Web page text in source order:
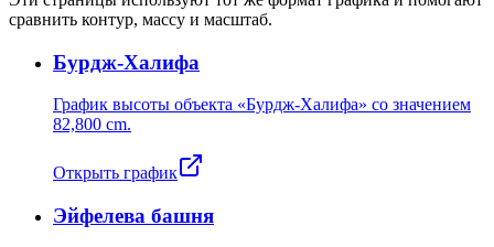
сравнить контур, массу и масштаб.
Бурдж-Халифа
График высоты объекта «Бурдж-Халифа» со значением
82,800 cm.
Открыть график
Эйфелева башня